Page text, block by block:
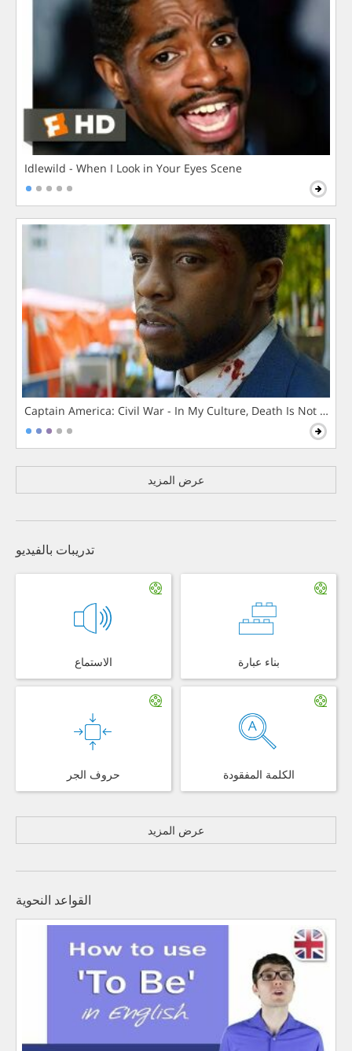
Idlewild - When I Look in Your Eyes Scene
Captain America: Civil War - In My Culture, Death Is Not The
عرض المزيد
تدريبات بالفيديو
الاستماع بناء عبارة
حروف الجر الكلمة المفقودة
عرض المزيد
القواعد النحوية